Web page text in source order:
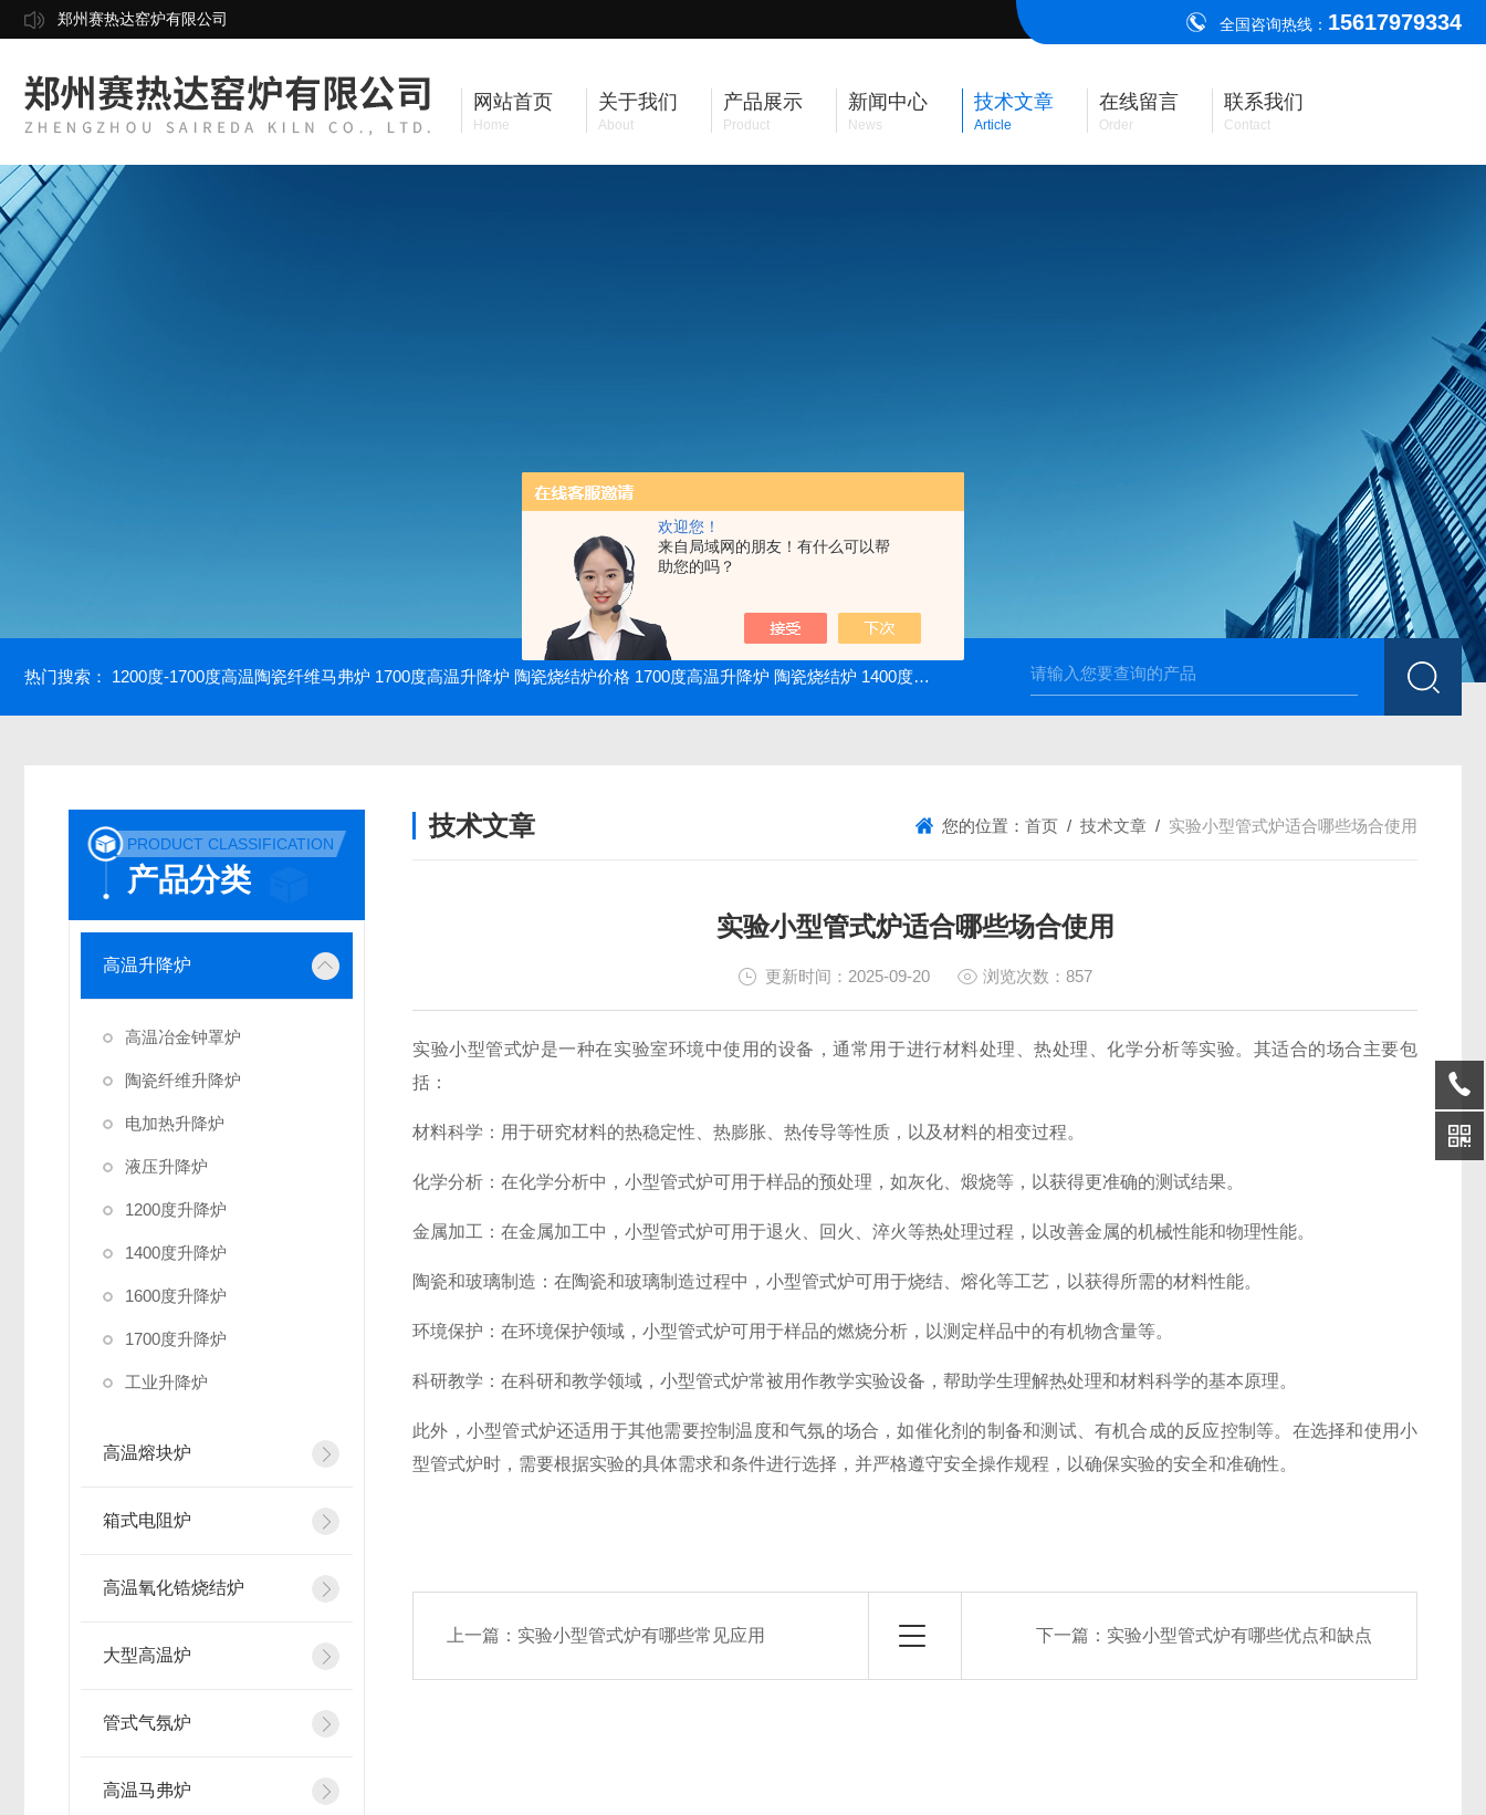
欢迎您！
来自局域网的朋友！有什么可以帮
助您的吗？
郑州赛热达窑炉有限公司 全国咨询热线： 15617979334
网站首页
Home
关于我们
About
产品展示
Product
新闻中心
News
技术文章
Article
在线留言
Order
联系我们
Contact
热门搜索： 1200度-1700度高温陶瓷纤维马弗炉 1700度高温升降炉 陶瓷烧结炉价格 1700度高温升降炉 陶瓷烧结炉 1400度电动升降炉 实验室使用 高温烧结升降炉 可四面加热 1700度升降式马弗炉 烧
PRODUCT CLASSIFICATION
产品分类
高温升降炉
高温冶金钟罩炉
陶瓷纤维升降炉
电加热升降炉
液压升降炉
1200度升降炉
1400度升降炉
1600度升降炉
1700度升降炉
工业升降炉
高温熔块炉
箱式电阻炉
高温氧化锆烧结炉
大型高温炉
管式气氛炉
高温马弗炉
技术文章 您的位置： 首页 / 技术文章 / 实验小型管式炉适合哪些场合使用
实验小型管式炉适合哪些场合使用
更新时间：2025-09-20 浏览次数：857
实验小型管式炉是一种在实验室环境中使用的设备，通常用于进行材料处理、热处理、化学分析等实验。其适合的场合主要包
括：
材料科学：用于研究材料的热稳定性、热膨胀、热传导等性质，以及材料的相变过程。
化学分析：在化学分析中，小型管式炉可用于样品的预处理，如灰化、煅烧等，以获得更准确的测试结果。
金属加工：在金属加工中，小型管式炉可用于退火、回火、淬火等热处理过程，以改善金属的机械性能和物理性能。
陶瓷和玻璃制造：在陶瓷和玻璃制造过程中，小型管式炉可用于烧结、熔化等工艺，以获得所需的材料性能。
环境保护：在环境保护领域，小型管式炉可用于样品的燃烧分析，以测定样品中的有机物含量等。
科研教学：在科研和教学领域，小型管式炉常被用作教学实验设备，帮助学生理解热处理和材料科学的基本原理。
此外，小型管式炉还适用于其他需要控制温度和气氛的场合，如催化剂的制备和测试、有机合成的反应控制等。在选择和使用小
型管式炉时，需要根据实验的具体需求和条件进行选择，并严格遵守安全操作规程，以确保实验的安全和准确性。
上一篇： 实验小型管式炉有哪些常见应用 下一篇： 实验小型管式炉有哪些优点和缺点